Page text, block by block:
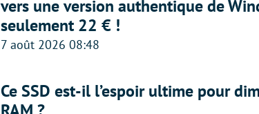
vers une version authentique de
seulement 22 € !
7 août 2026 08:48
Ce SSD est-il l’espoir ultime pour